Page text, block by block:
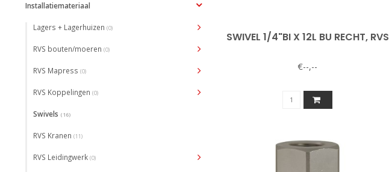
Installatiemateriaal
Lagers + Lagerhuizen (0)
RVS bouten/moeren (0)
RVS Mapress (0)
RVS Koppelingen (0)
Swivels (16)
RVS Kranen (11)
RVS Leidingwerk (0)
SWIVEL 1/4"BI X 12L BU RECHT, RVS
€--,--